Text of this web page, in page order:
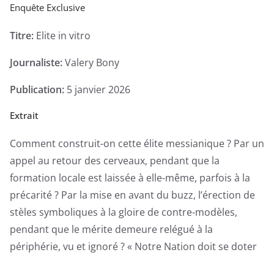
Enquête Exclusive
Titre: Elite in vitro
Journaliste:Valery Bony
Publication: 5 janvier 2026
Extrait
Comment construit-on cette élite messianique ? Par un
appel au retour des cerveaux, pendant que la
formation locale est laissée à elle-même, parfois à la
précarité ? Par la mise en avant du buzz, l’érection de
stèles symboliques à la gloire de contre-modèles,
pendant que le mérite demeure relégué à la
périphérie, vu et ignoré ? « Notre Nation doit se doter